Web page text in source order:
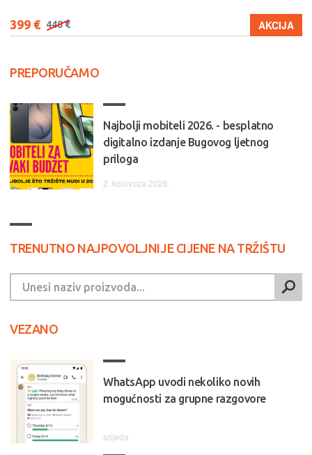
399 € 448 € AKCIJA
PREPORUČAMO
Najbolji mobiteli 2026. - besplatno
digitalno izdanje Bugovog ljetnog
priloga
2. kolovoza 2026.
TRENUTNO NAJPOVOLJNIJE CIJENE NA TRŽIŠTU
VEZANO
WhatsApp uvodi nekoliko novih
mogućnosti za grupne razgovore
srijeda